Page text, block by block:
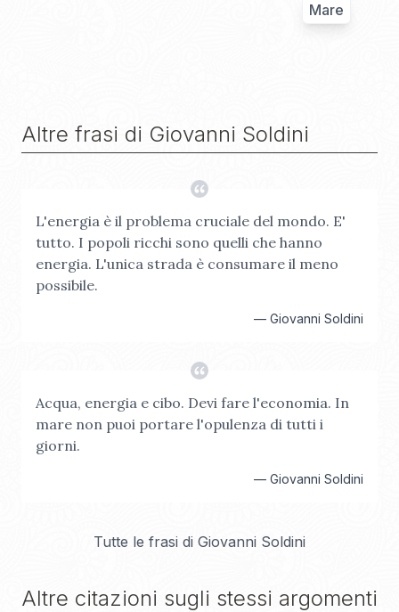
Mare
Altre frasi di Giovanni Soldini
L'energia è il problema cruciale del mondo. E'
tutto. I popoli ricchi sono quelli che hanno
energia. L'unica strada è consumare il meno
possibile.
— Giovanni Soldini
Acqua, energia e cibo. Devi fare l'economia. In
mare non puoi portare l'opulenza di tutti i
giorni.
— Giovanni Soldini
Tutte le frasi di Giovanni Soldini
Altre citazioni sugli stessi argomenti